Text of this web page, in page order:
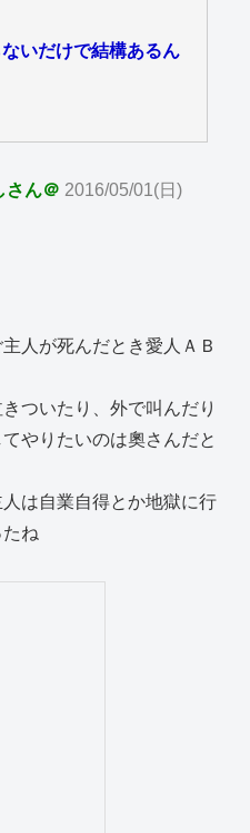
いだけで結構あるん
さん＠ 2016/05/01(日)
人が死んだとき愛人ＡＢ
ついたり、外で叫んだり
やりたいのは奧さんだと
は自業自得とか地獄に行
ね